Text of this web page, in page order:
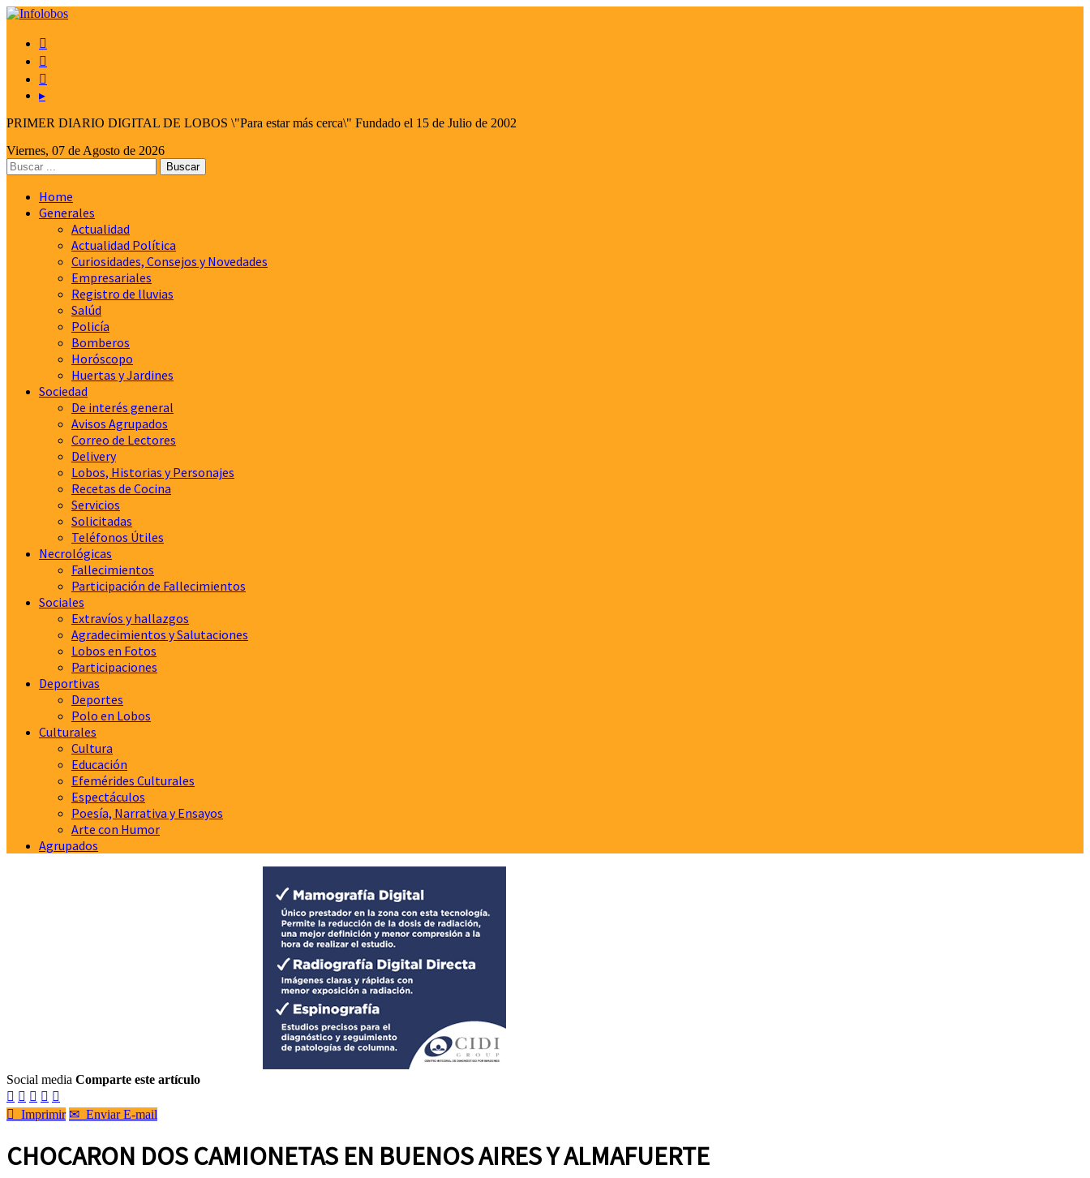



▸
PRIMER DIARIO DIGITAL DE LOBOS \"Para estar más cerca\" Fundado el 15 de Julio de 2002
Viernes, 07 de Agosto de 2026
Home
Generales
Actualidad
Actualidad Política
Curiosidades, Consejos y Novedades
Empresariales
Registro de lluvias
Salúd
Policía
Bomberos
Horóscopo
Huertas y Jardines
Sociedad
De interés general
Avisos Agrupados
Correo de Lectores
Delivery
Lobos, Historias y Personajes
Recetas de Cocina
Servicios
Solicitadas
Teléfonos Útiles
Necrológicas
Fallecimientos
Participación de Fallecimientos
Sociales
Extravíos y hallazgos
Agradecimientos y Salutaciones
Lobos en Fotos
Participaciones
Deportivas
Deportes
Polo en Lobos
Culturales
Cultura
Educación
Efemérides Culturales
Espectáculos
Poesía, Narrativa y Ensayos
Arte con Humor
Agrupados
Social media Comparte este artículo
    
 Imprimir ✉ Enviar E-mail
CHOCARON DOS CAMIONETAS EN BUENOS AIRES Y ALMAFUERTE